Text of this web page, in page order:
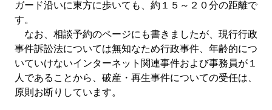
ガード沿いに東方に歩いても、約１５～２０分の距離で
す。
なお、相談予約のページにも書きましたが、現行行政
事件訴訟法については無知なため行政事件、年齢的につ
いていけないインターネット関連事件および事務員が１
人であることから、破産・再生事件についての受任は、
原則お断りしています。